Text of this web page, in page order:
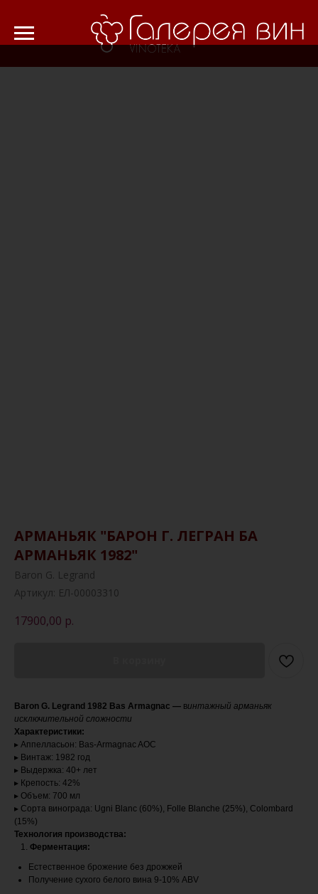
АРМАНЬЯК "БАРОН Г. ЛЕГРАН БА
АРМАНЬЯК 1982"
Baron G. Legrand
Артикул: ЕЛ-00003310
17900,00 р.
Baron G. Legrand 1982 Bas Armagnac — винтажный арманьяк
исключительной сложности
Характеристики:
▸ Аппелласьон: Bas-Armagnac AOC
▸ Винтаж: 1982 год
▸ Выдержка: 40+ лет
▸ Крепость: 42%
▸ Объем: 700 мл
▸ Сорта винограда: Ugni Blanc (60%), Folle Blanche (25%), Colombard
(15%)
Технология производства:
Ферментация:
Естественное брожение без дрожжей
Получение сухого белого вина 9-10% ABV